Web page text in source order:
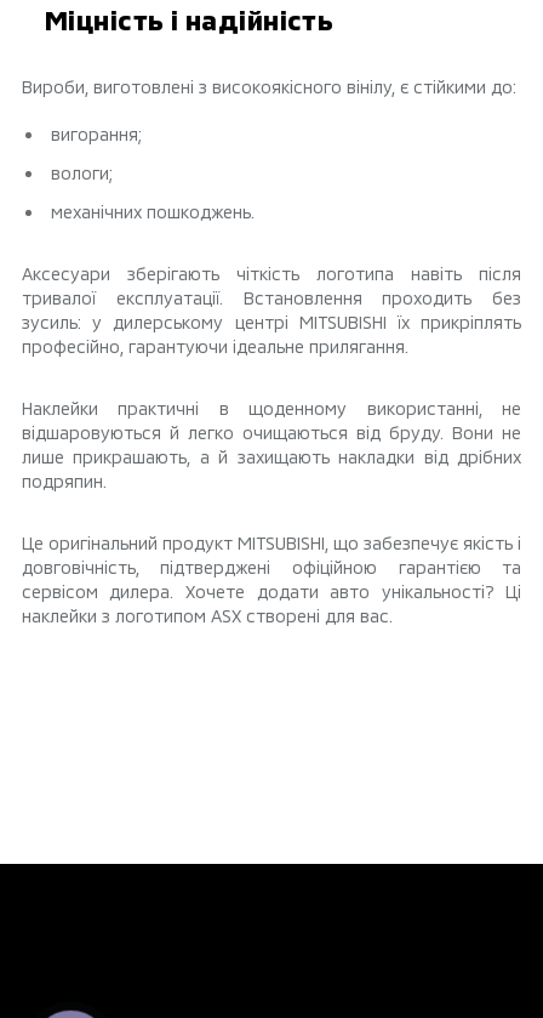
Міцність і надійність
Вироби, виготовлені з високоякісного вінілу, є стійкими до:
вигорання;
вологи;
механічних пошкоджень.
Аксесуари зберігають чіткість логотипа навіть після
тривалої експлуатації. Встановлення проходить без
зусиль: у дилерському центрі MITSUBISHI їх прикріплять
професійно, гарантуючи ідеальне прилягання.
Наклейки практичні в щоденному використанні, не
відшаровуються й легко очищаються від бруду. Вони не
лише прикрашають, а й захищають накладки від дрібних
подряпин.
Це оригінальний продукт MITSUBISHI, що забезпечує якість і
довговічність, підтверджені офіційною гарантією та
сервісом дилера. Хочете додати авто унікальності? Ці
наклейки з логотипом ASX створені для вас.